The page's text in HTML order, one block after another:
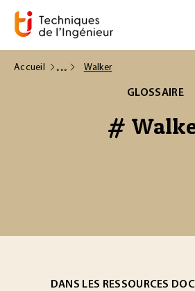
Accueil Walker
GLOSSAIRE
#
DANS LES RESSOURCES